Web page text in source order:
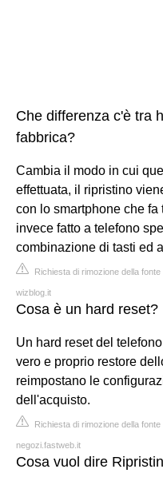
Che differenza c'è tra
fabbrica?
Cambia il modo in cui
effettuata, il ripristino
con lo smartphone che
invece fatto a telefono
combinazione di tasti ed
Richiesta di rimozione della fonte
wizblog.it
Cosa è un hard reset?
Un hard reset del
vero e proprio restore
reimpostano le
dell'acquisto.
Richiesta di rimozione della fonte
negozi.fastweb.it
Cosa vuol dire